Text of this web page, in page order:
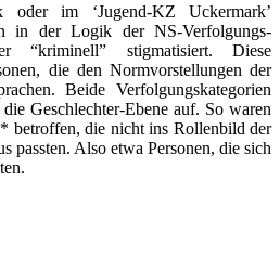
im ‘Jugend-KZ Uckermark’
in der Logik der NS-Verfolgungs-
“kriminell” stigmatisiert. Diese
die den Normvorstellungen der
Beide Verfolgungskategorien
Geschlechter-Ebene auf. So waren
betroffen, die nicht ins Rollenbild der
passten. Also etwa Personen, die sich